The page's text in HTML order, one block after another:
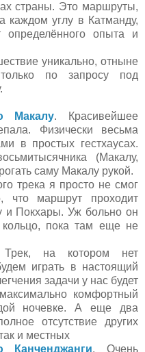
страны. Это маршруты,
каждом углу в Катманду,
определённого опыта и
уникально, отныне
по запросу под
Макалу. Красивейшее
Физически весьма
в простых гестхаусах.
(Макалу,
саму Макалу рукой.
трека я просто не смог
что маршрут проходит
и Покхары. Уж больно он
пока там еще не
на котором нет
играть в настоящий
задачи у нас будет
комфортный
ночевке. А еще два
отсутствие других
и местных
. Очень